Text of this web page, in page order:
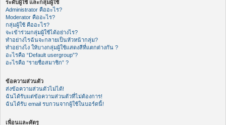
ระดับผู้ใช้ และกลุ่มผู้ใช้
Administrator คืออะไร?
Moderator คืออะไร?
กลุ่มผู้ใช้ คืออะไร?
จะเข้าร่วมกลุ่มผู้ใช้ได้อย่างไร?
ทำอย่างไรฉันจะกลายเป็นหัวหน้ากลุ่ม?
ทำอย่างไง ให้บางกลุ่มผู้ใช้แสดงสีที่แตกต่างกัน ?
อะไรคือ “Default usergroup”?
อะไรคือ “รายชื่อสมาชิก” ?
ข้อความส่วนตัว
ส่งข้อความส่วนตัวไม่ได้!
ฉันได้รับแต่ข้อความส่วนตัวที่ไม่ต้องการ!
ฉันได้รับ email รบกวนจากผู้ใช้ในบอร์ดนี้!
เพื่อนและศัตรู